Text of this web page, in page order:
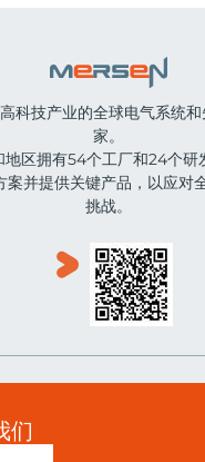
科技产业的全球电气系统
家。
区拥有54个工厂和24个研
案并提供关键产品，以应对
挑战。
们